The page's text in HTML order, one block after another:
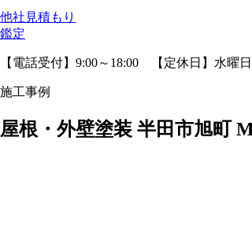
他社見積もり
鑑定
【電話受付】9:00～18:00 【定休日】水
施工事例
屋根・外壁塗装 半田市旭町